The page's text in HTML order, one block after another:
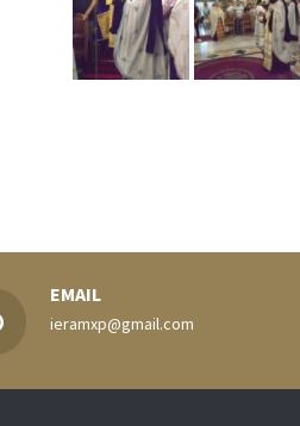
EMAIL
ieramxp@gmail.com